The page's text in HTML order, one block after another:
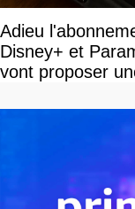
Adieu
Disney+ et
vont proposer